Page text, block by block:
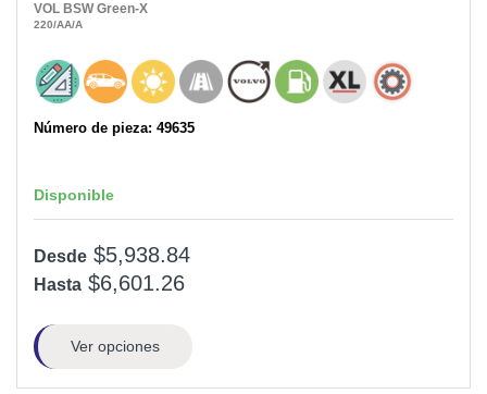
VOL BSW Green-X
220/AA/A
Número de pieza: 49635
Disponible
Desde $5,938.84
Hasta $6,601.26
Ver opciones